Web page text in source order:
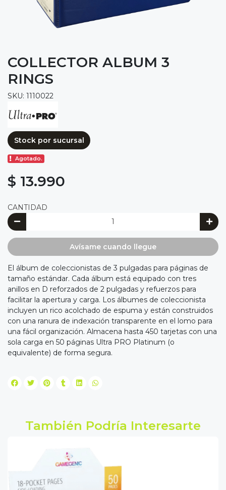
COLLECTOR ALBUM 3
RINGS
SKU: 1110022
Stock por sucursal
Agotado.
$ 13.990
CANTIDAD
Avísame cuando llegue
El álbum de coleccionistas de 3 pulgadas para páginas de
tamaño estándar. Cada álbum está equipado con tres
anillos en D reforzados de 2 pulgadas y refuerzos para
facilitar la apertura y carga. Los álbumes de coleccionista
incluyen un rico acolchado de espuma y están construidos
con una ranura de indexación transparente en el lomo para
una fácil organización. Almacena hasta 450 tarjetas con una
sola carga en 50 páginas Ultra PRO Platinum (o
equivalente) de forma segura.
También Podría Interesarte